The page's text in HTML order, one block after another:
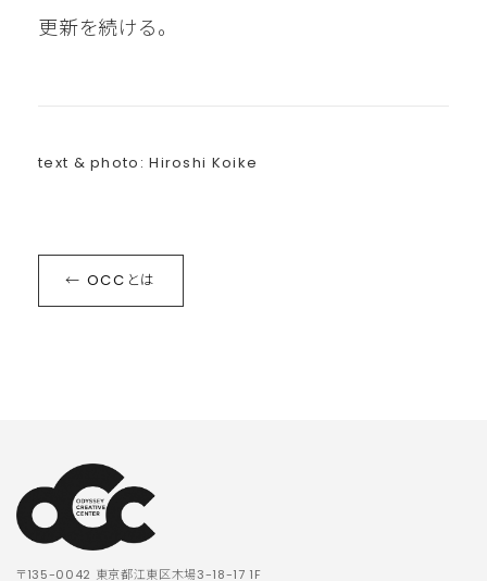
更新を続ける。
text & photo: Hiroshi Koike
← OCCとは
〒135-0042 東京都江東区木場3-18-17 1F